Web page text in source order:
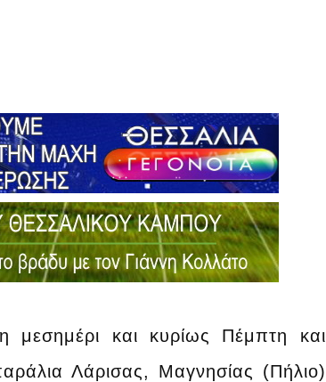
μεσημέρι και κυρίως Πέμπτη και
Λάρισας, Μαγνησίας (Πήλιο)